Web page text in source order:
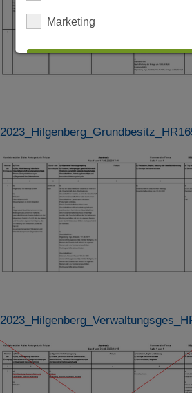
Marketing
ALLES
SPEICHERN
Details anzeigen